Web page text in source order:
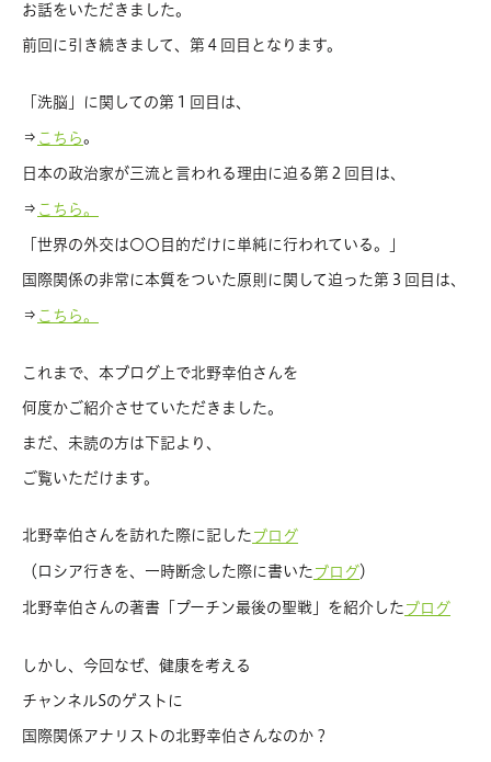
お話をいただきました。
前回に引き続きまして、第４回目となります。
「洗脳」に関しての第１回目は、
⇒ こちら 。
日本の政治家が三流と言われる理由に迫る第２回目は、
⇒ こちら。
「世界の外交は〇〇目的だけに単純に行われている。」
国際関係の非常に本質をついた原則に関して迫った第３回目は、
⇒ こちら。
これまで、本ブログ上で北野幸伯さんを
何度かご紹介させていただきました。
まだ、未読の方は下記より、
ご覧いただけます。
北野幸伯さんを訪れた際に記した ブログ
（ロシア行きを、一時断念した際に書いた ブログ）
北野幸伯さんの著書「プーチン最後の聖戦」を紹介した ブログ
しかし、今回なぜ、健康を考える
チャンネルSのゲストに
国際関係アナリストの北野幸伯さんなのか？